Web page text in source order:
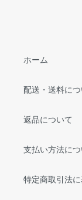
ホーム
配送・送料に
返品について
支払い方法に
特定商取引法